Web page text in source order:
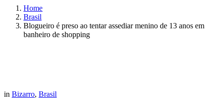
Home
Brasil
Blogueiro é preso ao tentar assediar menino de 13 anos em
banheiro de shopping
in Bizarro, Brasil